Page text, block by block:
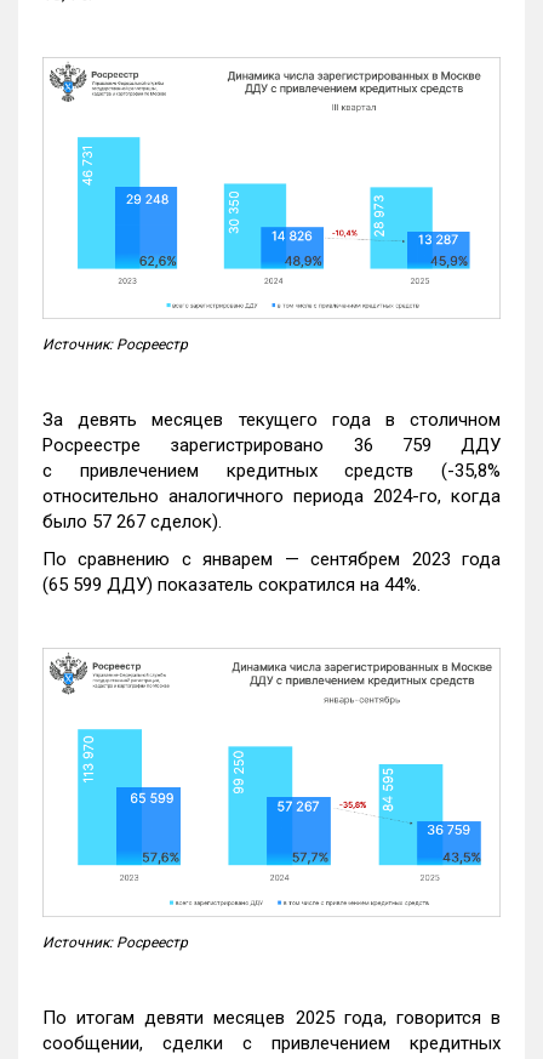
Источник: Росреестр
За девять месяцев текущего года в столичном
Росреестре зарегистрировано 36 759 ДДУ
с привлечением кредитных средств (-35,8%
относительно аналогичного периода 2024-го, когда
было 57 267 сделок).
По сравнению с январем — сентябрем 2023 года
(65 599 ДДУ) показатель сократился на 44%.
Источник: Росреестр
По итогам девяти месяцев 2025 года, говорится в
сообщении, сделки с привлечением кредитных